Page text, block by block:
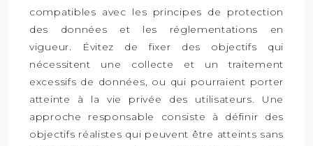
compatibles avec les principes de protection
des données et les réglementations en
vigueur. Évitez de fixer des objectifs qui
nécessitent une collecte et un traitement
excessifs de données, ou qui pourraient porter
atteinte à la vie privée des utilisateurs. Une
approche responsable consiste à définir des
objectifs réalistes qui peuvent être atteints sans